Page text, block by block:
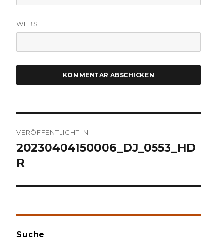
WEBSITE
VERÖFFENTLICHT IN
20230404150006_DJ_0553_HD
R
Suche